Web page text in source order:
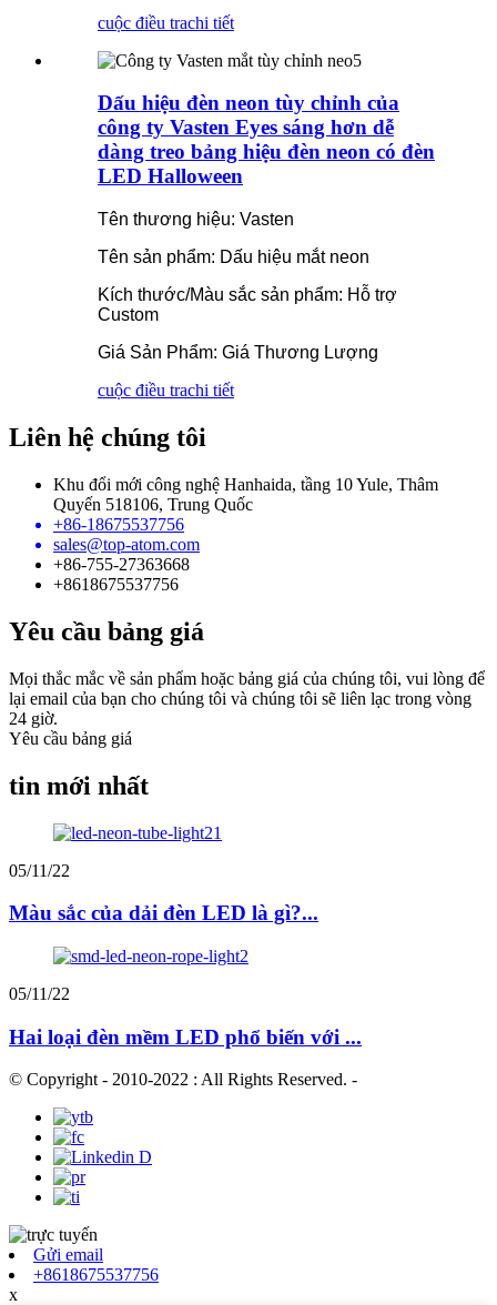
cuộc điều trachi tiết
Dấu hiệu đèn neon tùy chỉnh của
công ty Vasten Eyes sáng hơn dễ
dàng treo bảng hiệu đèn neon có đèn
LED Halloween
Tên thương hiệu: Vasten
Tên sản phẩm: Dấu hiệu mắt neon
Kích thước/Màu sắc sản phẩm: Hỗ trợ
Custom
Giá Sản Phẩm: Giá Thương Lượng
cuộc điều trachi tiết
Liên hệ chúng tôi
Khu đổi mới công nghệ Hanhaida, tầng 10 Yule, Thâm
Quyến 518106, Trung Quốc
+86-18675537756
sales@top-atom.com
+86-755-27363668
+8618675537756
Yêu cầu bảng giá
Mọi thắc mắc về sản phẩm hoặc bảng giá của chúng tôi, vui lòng để
lại email của bạn cho chúng tôi và chúng tôi sẽ liên lạc trong vòng
24 giờ.
Yêu cầu bảng giá
tin mới nhất
05/11/22
Màu sắc của dải đèn LED là gì?...
05/11/22
Hai loại đèn mềm LED phổ biến với ...
© Copyright - 2010-2022 : All Rights Reserved. -
Gửi email
+8618675537756
x